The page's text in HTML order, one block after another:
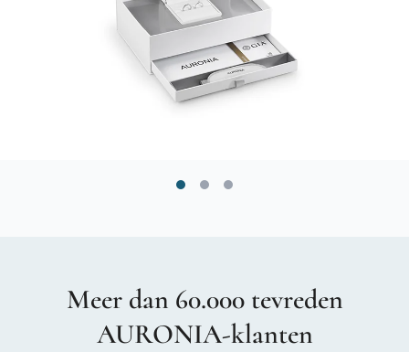
Meer dan 60.000 tevreden
AURONIA-klanten